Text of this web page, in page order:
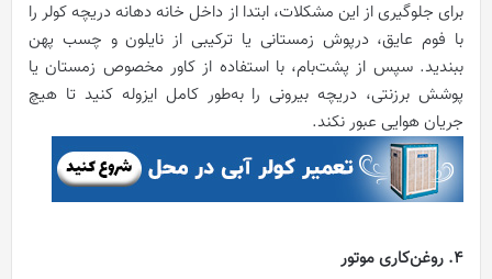
برای جلوگیری از این مشکلات، ابتدا از داخل خانه دهانه دریچه کولر را
با فوم عایق، درپوش زمستانی یا ترکیبی از نایلون و چسب پهن
ببندید. سپس از پشت‌بام، با استفاده از کاور مخصوص زمستان یا
پوشش برزنتی، دریچه بیرونی را به‌طور کامل ایزوله کنید تا هیچ
جریان هوایی عبور نکند.
4. روغن‌کاری موتور